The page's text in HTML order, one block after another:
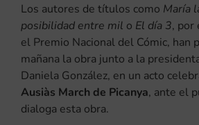
Los autores de títulos como María
posibilidad entre mil o El día 3, por
el Premio Nacional del Cómic, han
mañana la obra junto a la
Daniela González, en un acto
Ausiàs March de Picanya, ante el
dialoga esta obra.